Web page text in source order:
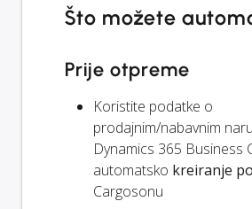
Što možete
Prije otpreme
Koristite podatke o
prodajnim/nabavnim
Dynamics 365 Business
automatsko kreiranje
Cargosonu